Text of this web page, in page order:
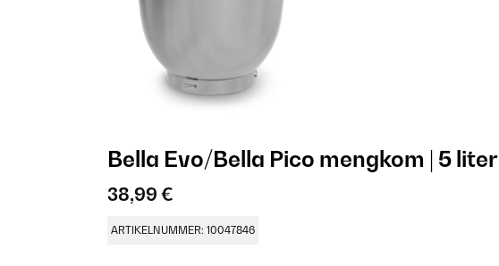
Bella Evo/Bella Pico mengkom | 5 liter
38,99 €
ARTIKELNUMMER: 10047846